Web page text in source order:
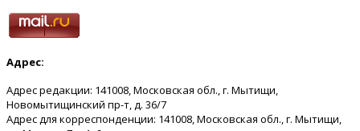
Адрес:
Адрес редакции: 141008, Московская обл., г. Мытищи,
Новомытищинский пр-т, д. 36/7
Адрес для корреспонденции: 141008, Московская обл., г. Мытищи,